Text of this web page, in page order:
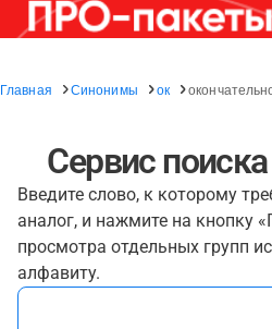
Главная Синонимы ок
Сервис
Введите слово, к которому
аналог, и нажмите на кнопку
просмотра отдельных групп
алфавиту.